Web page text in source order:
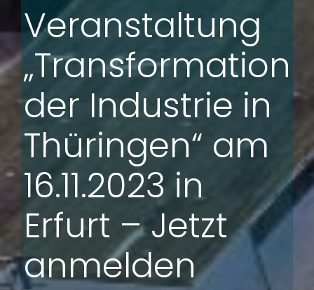
Veranstaltung
„Transformation
der Industrie in
Thüringen“ am
16.11.2023 in
Erfurt – Jetzt
anmelden